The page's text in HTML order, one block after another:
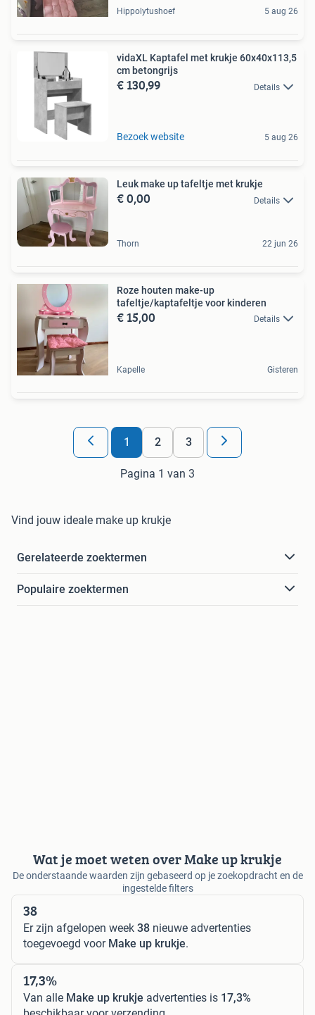
Hippolytushoef 5 aug 26
vidaXL Kaptafel met krukje 60x40x113,5
cm betongrijs
€ 130,99 Details
Bezoek website 5 aug 26
Leuk make up tafeltje met krukje
€ 0,00 Details
Thorn 22 jun 26
Roze houten make-up
tafeltje/kaptafeltje voor kinderen
€ 15,00 Details
Kapelle Gisteren
1 2 3
Pagina 1 van 3
Vind jouw ideale make up krukje
Gerelateerde zoektermen
Populaire zoektermen
Wat je moet weten over Make up krukje
De onderstaande waarden zijn gebaseerd op je zoekopdracht en de
ingestelde filters
38
Er zijn afgelopen week 38 nieuwe advertenties
toegevoegd voor Make up krukje.
17,3%
Van alle Make up krukje advertenties is 17,3%